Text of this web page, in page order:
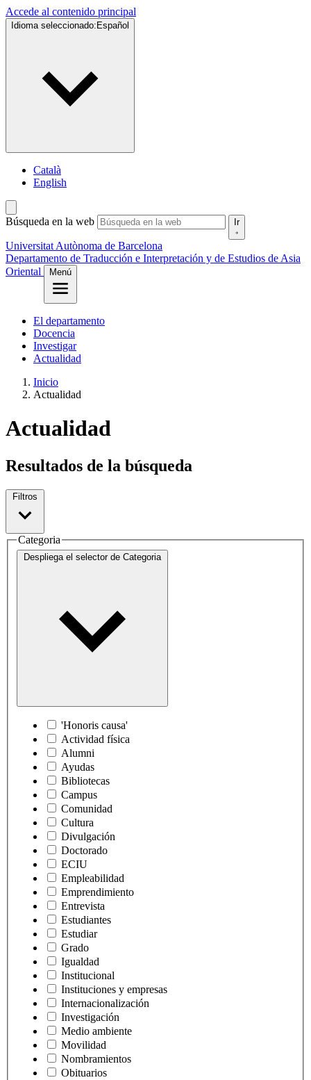
Accede al contenido principal
Idioma seleccionado: Español
Català
English
Búsqueda en la web Ir
Universitat Autònoma de Barcelona
Departamento de Traducción e Interpretación y de Estudios de Asia
Oriental
Menú
El departamento
Docencia
Investigar
Actualidad
Inicio
Actualidad
Actualidad
Resultados de la búsqueda
Filtros
Categoria
Despliega el selector de Categoria
'Honoris causa'
Actividad física
Alumni
Ayudas
Bibliotecas
Campus
Comunidad
Cultura
Divulgación
Doctorado
ECIU
Empleabilidad
Emprendimiento
Entrevista
Estudiantes
Estudiar
Grado
Igualdad
Institucional
Instituciones y empresas
Internacionalización
Investigación
Medio ambiente
Movilidad
Nombramientos
Obituarios